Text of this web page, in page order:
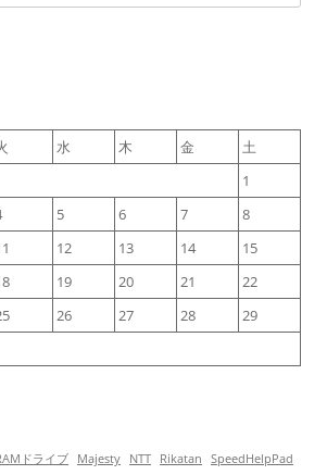
水 木 金
土
1
5 6 7
8
12 13 14
15
19 20 21
22
26 27 28
29
ドライブ Majesty NTT Rikatan
SpeedHelpPad